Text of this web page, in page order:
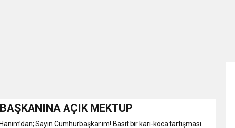
“Amasya’nın Gururları: Dereceye Giren Öğrenciler İçin Anlamlı Tören”
AÇIK MEKTUP
Sayın Cumhurbaşkanım! Basit bir karı-koca tartışması